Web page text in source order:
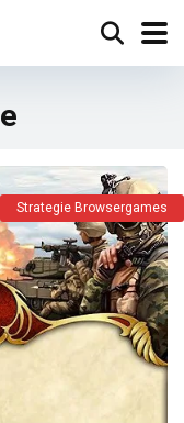
Strategie Browsergames